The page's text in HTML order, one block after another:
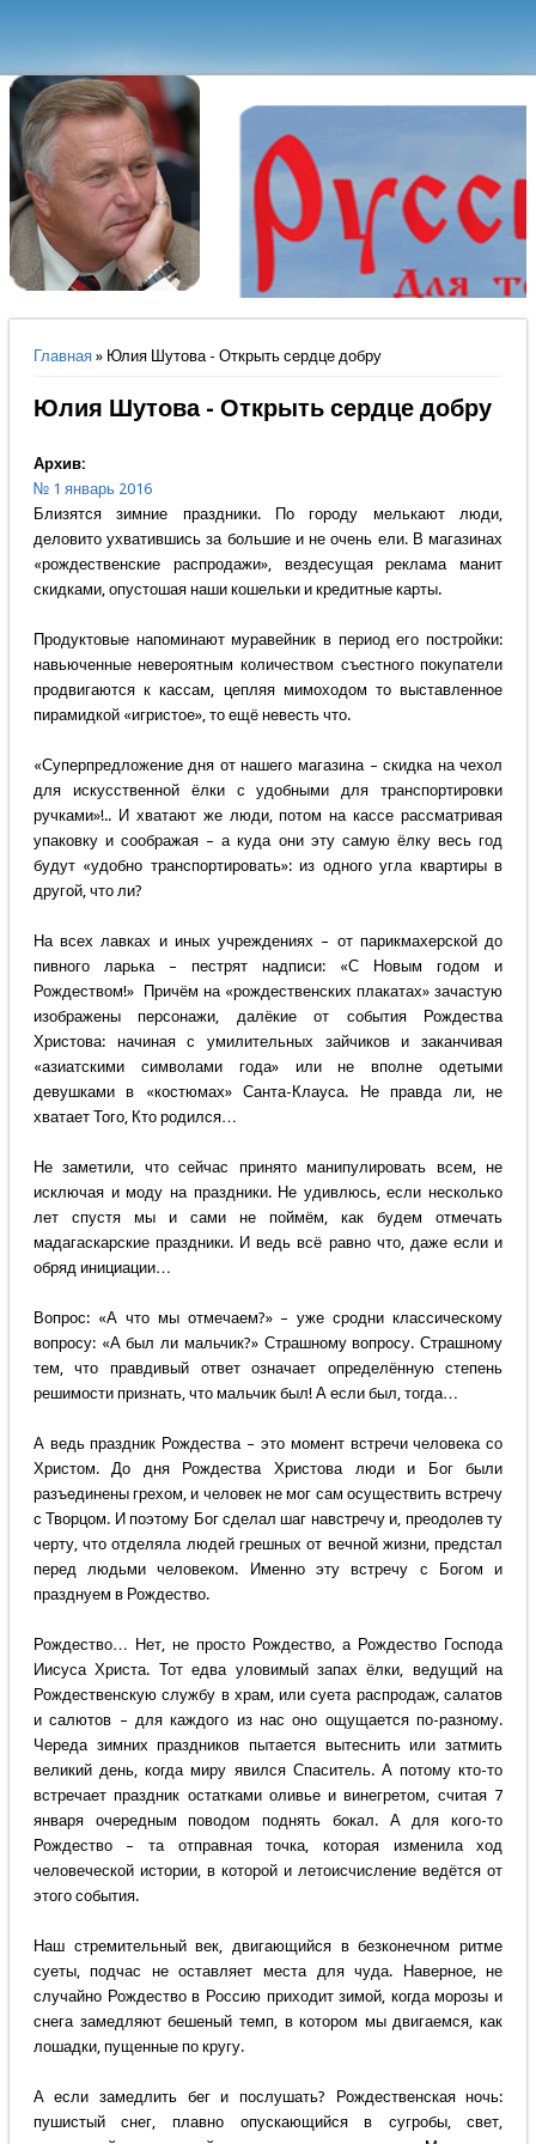
Вы здесь
Главная» Юлия Шутова - Открыть сердце добру
Юлия Шутова - Открыть сердце добру
Архив:
№ 1 январь 2016
Близятся зимние праздники. По городу мелькают люди,
деловито ухватившись за большие и не очень ели. В магазинах
«рождественские распродажи», вездесущая реклама манит
скидками, опустошая наши кошельки и кредитные карты.
Продуктовые напоминают муравейник в период его постройки:
навьюченные невероятным количеством съестного покупатели
продвигаются к кассам, цепляя мимоходом то выставленное
пирамидкой «игристое», то ещё невесть что.
«Суперпредложение дня от нашего магазина – скидка на чехол
для искусственной ёлки с удобными для транспортировки
ручками»!.. И хватают же люди, потом на кассе рассматривая
упаковку и соображая – а куда они эту самую ёлку весь год
будут «удобно транспортировать»: из одного угла квартиры в
другой, что ли?
На всех лавках и иных учреждениях – от парикмахерской до
пивного ларька – пестрят надписи: «С Новым годом и
Рождеством!» Причём на «рождественских плакатах» зачастую
изображены персонажи, далёкие от события Рождества
Христова: начиная с умилительных зайчиков и заканчивая
«азиатскими символами года» или не вполне одетыми
девушками в «костюмах» Санта-Клауса. Не правда ли, не
хватает Того, Кто родился…
Не заметили, что сейчас принято манипулировать всем, не
исключая и моду на праздники. Не удивлюсь, если несколько
лет спустя мы и сами не поймём, как будем отмечать
мадагаскарские праздники. И ведь всё равно что, даже если и
обряд инициации…
Вопрос: «А что мы отмечаем?» – уже сродни классическому
вопросу: «А был ли мальчик?» Страшному вопросу. Страшному
тем, что правдивый ответ означает определённую степень
решимости признать, что мальчик был! А если был, тогда…
А ведь праздник Рождества – это момент встречи человека со
Христом. До дня Рождества Христова люди и Бог были
разъединены грехом, и человек не мог сам осуществить встречу
с Творцом. И поэтому Бог сделал шаг навстречу и, преодолев ту
черту, что отделяла людей грешных от вечной жизни, предстал
перед людьми человеком. Именно эту встречу с Богом и
празднуем в Рождество.
Рождество… Нет, не просто Рождество, а Рождество Господа
Иисуса Христа. Тот едва уловимый запах ёлки, ведущий на
Рождественскую службу в храм, или суета распродаж, салатов
и салютов – для каждого из нас оно ощущается по-разному.
Череда зимних праздников пытается вытеснить или затмить
великий день, когда миру явился Спаситель. А потому кто-то
встречает праздник остатками оливье и винегретом, считая 7
января очередным поводом поднять бокал. А для кого-то
Рождество – та отправная точка, которая изменила ход
человеческой истории, в которой и летоисчисление ведётся от
этого события.
Наш стремительный век, двигающийся в безконечном ритме
суеты, подчас не оставляет места для чуда. Наверное, не
случайно Рождество в Россию приходит зимой, когда морозы и
снега замедляют бешеный темп, в котором мы двигаемся, как
лошадки, пущенные по кругу.
А если замедлить бег и послушать? Рождественская ночь:
пушистый снег, плавно опускающийся в сугробы, свет,